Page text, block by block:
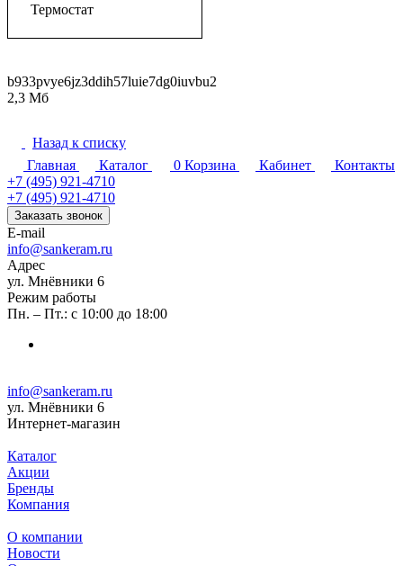
Термостат
b933pvye6jz3ddih57luie7dg0iuvbu2
2,3 Мб
Назад к списку
Главная
Каталог 0 Корзина Кабинет
Контакты
+7 (495) 921-4710
+7 (495) 921-4710
Заказать звонок
E-mail
info@sankeram.ru
Адрес
ул. Мнёвники 6
Режим работы
Пн. – Пт.: с 10:00 до 18:00
info@sankeram.ru
ул. Мнёвники 6
Интернет-магазин
Каталог
Акции
Бренды
Компания
О компании
Новости